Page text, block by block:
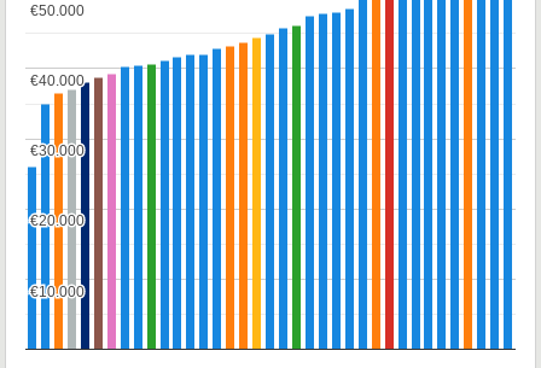
€10.000
€10.000
€20.000
€20.000
€30.000
€30.000
€40.000
€40.000
€50.000
€50.000